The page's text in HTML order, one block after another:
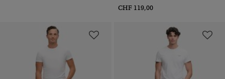
CHF 119,00